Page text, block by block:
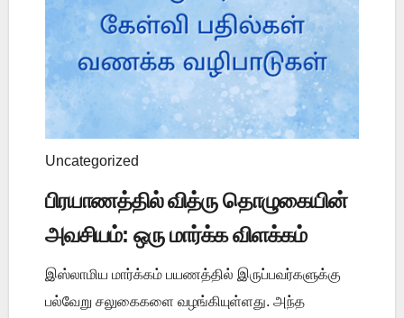
Uncategorized
பிரயாணத்தில் வித்ரு தொழுகையின்
அவசியம்: ஒரு மார்க்க விளக்கம்
இஸ்லாமிய மார்க்கம் பயணத்தில் இருப்பவர்களுக்கு
பல்வேறு சலுகைகளை வழங்கியுள்ளது. அந்த